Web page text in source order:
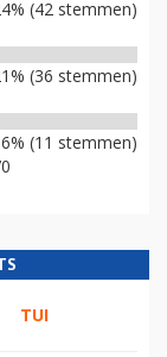
(42 stemmen)
(36 stemmen)
6% (11 stemmen)
TUI